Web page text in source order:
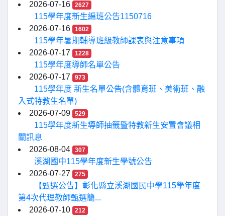
2026-07-16 2627
115學年度新生編班公告1150716
2026-07-16
1602
115學年暑期輔導班級教師課表與注意事項
2026-07-17
1228
115學年度導師名單公告
2026-07-17
973
115學年度 新生名單公告(含體育班、美術班、融
入式特教生名單)
2026-07-09
529
115學年度新生導師抽籤暨特教新生安置會議相
關訊息
2026-08-04
307
溪湖國中115學年度新生學號公告
2026-07-27
275
【甄選公告】彰化縣立溪湖國民中學115學年度
第4次代理教師甄選簡...
2026-07-10
212